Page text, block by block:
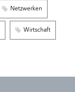
Netzwerken
Wirtschaft